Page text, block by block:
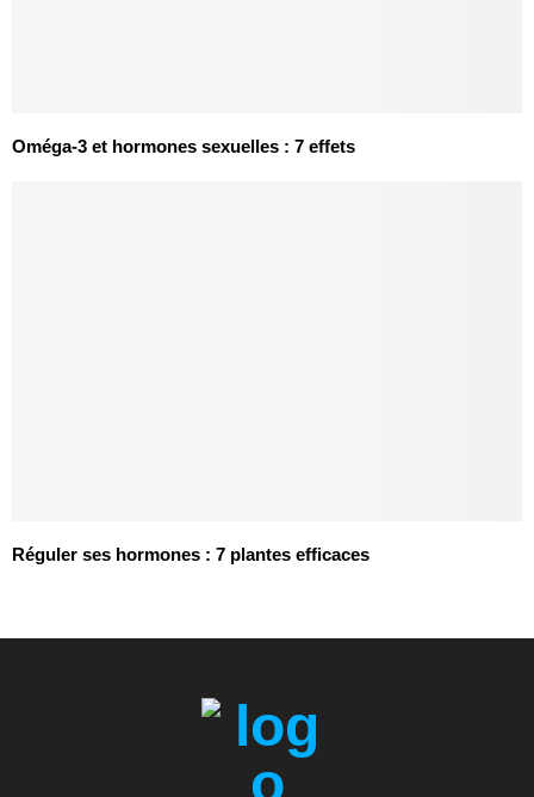
Oméga-3 et hormones sexuelles : 7 effets
Réguler ses hormones : 7 plantes efficaces